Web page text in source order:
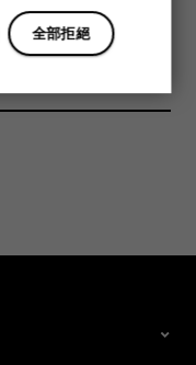
128 GB 記憶卡。
全部拒絕